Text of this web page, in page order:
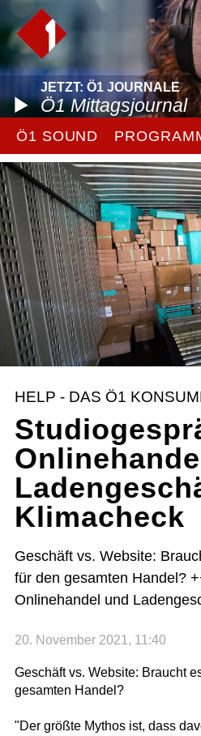
JETZT: Ö1 JOURNALE
Ö1 Mittagsjournal
Ö1 SOUND
HELP - DAS Ö1
Klimacheck
Geschäft vs. Website:
für den gesamten Handel?
Onlinehandel und
20. November 2021, 11:40
Geschäft vs. Website: Braucht
gesamten Handel?
"Der größte Mythos ist, dass